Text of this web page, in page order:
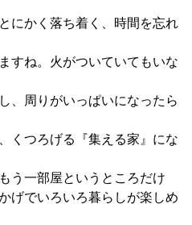
にかく落ち着く、時間を忘れ
すね。火がついていてもいな
、周りがいっぱいになったら
くつろげる『集える家』にな
う一部屋というところだけ
げでいろいろ暮らしが楽しめ